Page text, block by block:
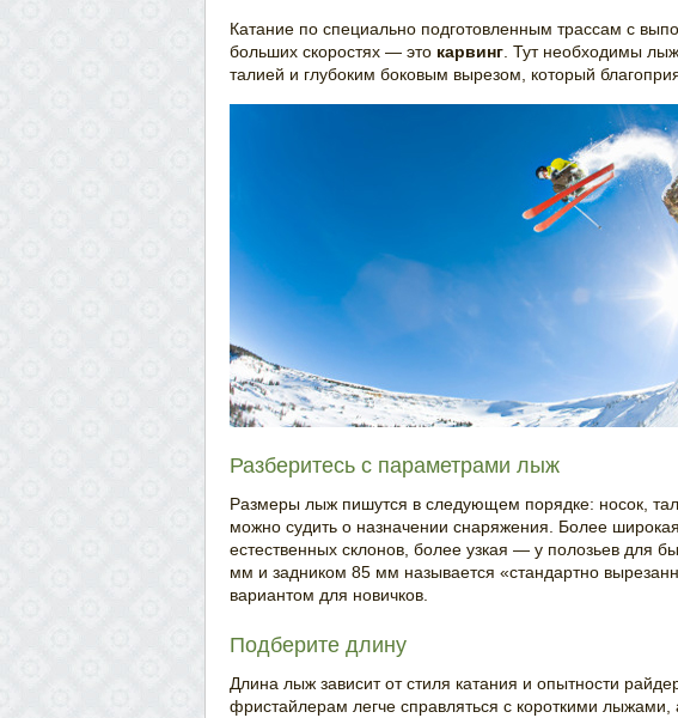
Катание по специально подготовленным трассам с
больших скоростях — это карвинг . Тут необходимы
талией и глубоким боковым вырезом, который
Разберитесь с параметрами лыж
Размеры лыж пишутся в следующем порядке: носок,
можно судить о назначении снаряжения. Более
естественных склонов, более узкая — у полозьев для
мм и задником 85 мм называется «стандартно
вариантом для новичков.
Подберите длину
Длина лыж зависит от стиля катания и опытности
фристайлерам легче справляться с короткими